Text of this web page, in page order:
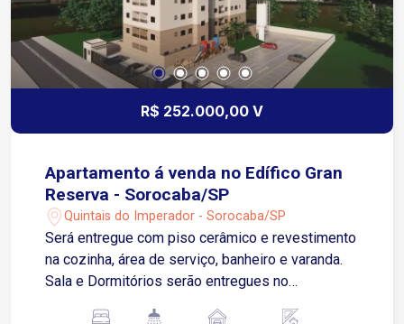
R$ 252.000,00 V
Apartamento á venda no Edífico Gran
Reserva - Sorocaba/SP
Quintais do Imperador - Sorocaba/SP
Será entregue com piso cerâmico e revestimento
na cozinha, área de serviço, banheiro e varanda.
Sala e Dormitórios serão entregues no